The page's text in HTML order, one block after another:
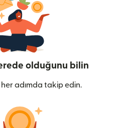
olduğunu bilin
adımda takip edin.